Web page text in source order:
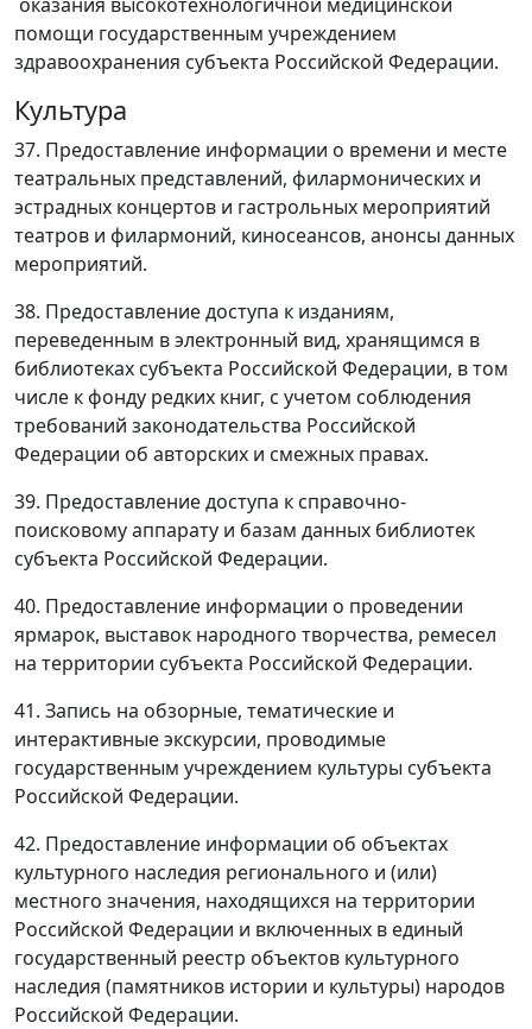
помощи государственным учреждением
здравоохранения субъекта Российской Федерации.
Культура
37. Предоставление информации о времени и месте
театральных представлений, филармонических и
эстрадных концертов и гастрольных мероприятий
театров и филармоний, киносеансов, анонсы данных
мероприятий.
38. Предоставление доступа к изданиям,
переведенным в электронный вид, хранящимся в
библиотеках субъекта Российской Федерации, в том
числе к фонду редких книг, с учетом соблюдения
требований законодательства Российской
Федерации об авторских и смежных правах.
39. Предоставление доступа к справочно-
поисковому аппарату и базам данных библиотек
субъекта Российской Федерации.
40. Предоставление информации о проведении
ярмарок, выставок народного творчества, ремесел
на территории субъекта Российской Федерации.
41. Запись на обзорные, тематические и
интерактивные экскурсии, проводимые
государственным учреждением культуры субъекта
Российской Федерации.
42. Предоставление информации об объектах
культурного наследия регионального и (или)
местного значения, находящихся на территории
Российской Федерации и включенных в единый
государственный реестр объектов культурного
наследия (памятников истории и культуры) народов
Российской Федерации.